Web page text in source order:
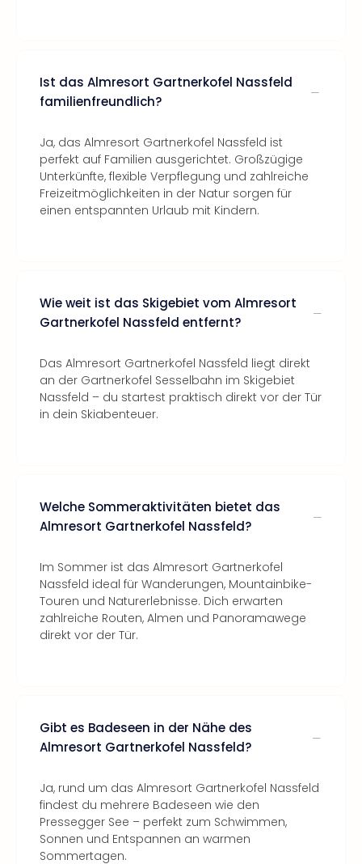
Ist das Almresort Gartnerkofel Nassfeld
familienfreundlich?
Ja, das Almresort Gartnerkofel Nassfeld ist
perfekt auf Familien ausgerichtet. Großzügige
Unterkünfte, flexible Verpflegung und zahlreiche
Freizeitmöglichkeiten in der Natur sorgen für
einen entspannten Urlaub mit Kindern.
Wie weit ist das Skigebiet vom Almresort
Gartnerkofel Nassfeld entfernt?
Das Almresort Gartnerkofel Nassfeld liegt direkt
an der Gartnerkofel Sesselbahn im Skigebiet
Nassfeld – du startest praktisch direkt vor der Tür
in dein Skiabenteuer.
Welche Sommeraktivitäten bietet das
Almresort Gartnerkofel Nassfeld?
Im Sommer ist das Almresort Gartnerkofel
Nassfeld ideal für Wanderungen, Mountainbike-
Touren und Naturerlebnisse. Dich erwarten
zahlreiche Routen, Almen und Panoramawege
direkt vor der Tür.
Gibt es Badeseen in der Nähe des
Almresort Gartnerkofel Nassfeld?
Ja, rund um das Almresort Gartnerkofel Nassfeld
findest du mehrere Badeseen wie den
Pressegger See – perfekt zum Schwimmen,
Sonnen und Entspannen an warmen
Sommertagen.